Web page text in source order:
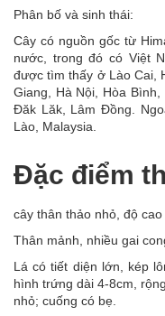
Phân bố và sinh thái:
Cây có nguồn gốc từ
nước, trong đó có Việt
được tìm thấy ở Lào Cai,
Giang, Hà Nội, Hòa
Đăk Lăk, Lâm Đồng.
Lào, Malaysia.
Đặc điểm
cây thân thảo nhỏ, độ
Thân mảnh, nhiều gai
Lá có tiết diện lớn, kép
hình trứng dài 4-8cm,
nhỏ; cuống có bẹ.